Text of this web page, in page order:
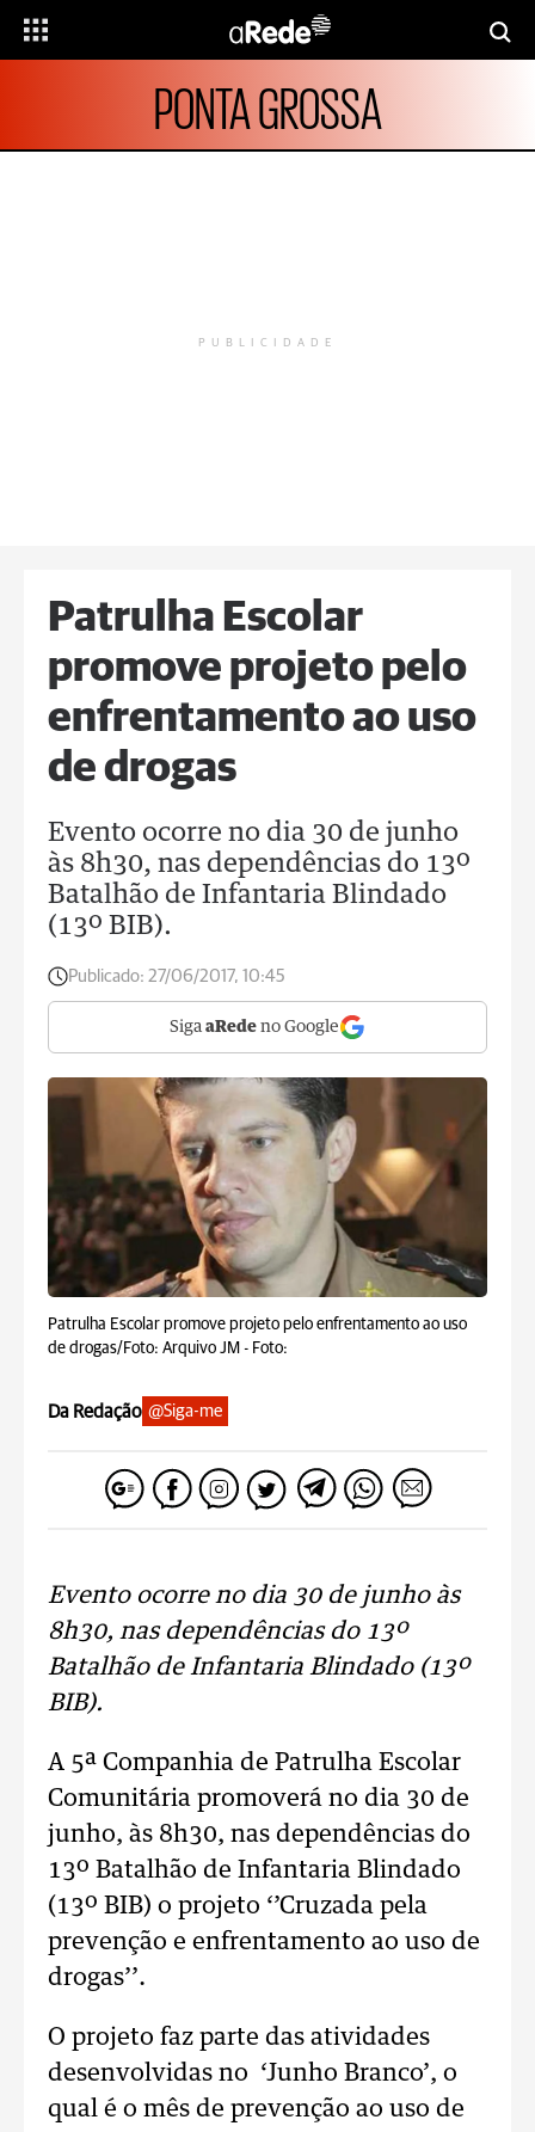
PONTA GROSSA
PUBLICIDADE
Patrulha Escolar
promove projeto pelo
enfrentamento ao uso
de drogas
Evento ocorre no dia 30 de junho
às 8h30, nas dependências do 13º
Batalhão de Infantaria Blindado
(13º BIB).
Publicado: 27/06/2017, 10:45
Siga aRede no Google
Patrulha Escolar promove projeto pelo enfrentamento ao uso
de drogas/Foto: Arquivo JM - Foto:
Da Redação @Siga-me
Evento ocorre no dia 30 de junho às
8h30, nas dependências do 13º
Batalhão de Infantaria Blindado (13º
BIB).
A 5ª Companhia de Patrulha Escolar
Comunitária promoverá no dia 30 de
junho, às 8h30, nas dependências do
13º Batalhão de Infantaria Blindado
(13º BIB) o projeto ‘’Cruzada pela
prevenção e enfrentamento ao uso de
drogas’’.
O projeto faz parte das atividades
desenvolvidas no ‘Junho Branco’, o
qual é o mês de prevenção ao uso de